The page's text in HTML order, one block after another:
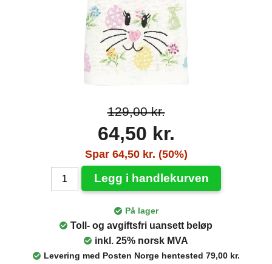
129,00 kr.
64,50 kr.
Spar 64,50 kr. (50%)
Legg i handlekurven
På lager
Toll- og avgiftsfri uansett beløp
inkl. 25% norsk MVA
Levering med Posten Norge hentested 79,00 kr.